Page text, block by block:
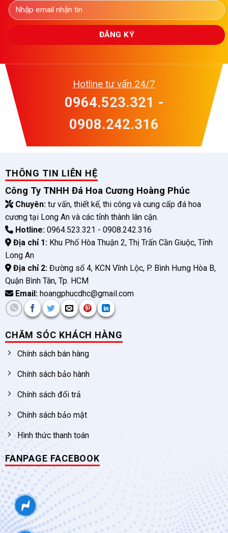
Hotline tư vấn 24/7
0964.523.321 -
0908.242.316
THÔNG TIN LIÊN HỆ
Công Ty TNHH Đá Hoa Cương Hoàng Phúc
Chuyên:tư vấn, thiết kế, thi công và cung cấp đá hoa
cương tại Long An và các tỉnh thành lân cận.
Hotline:0964.523.321 - 0908.242.316
Địa chỉ 1:Khu Phố Hòa Thuận 2, Thị Trấn Cần Giuộc, Tỉnh
Long An
Địa chỉ 2:Đường số 4, KCN Vĩnh Lộc, P. Bình Hưng Hòa B,
Quận Bình Tân, Tp. HCM
Email:hoangphucdhc@gmail.com
CHĂM SÓC KHÁCH HÀNG
Chính sách bán hàng
Chính sách bảo hành
Chính sách đổi trả
Chính sách bảo mật
Hình thức thanh toán
FANPAGE FACEBOOK